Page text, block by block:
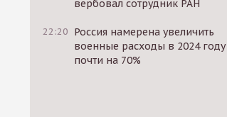
вербовал сотрудник РАН
22:20 Россия намерена увеличить
военные расходы в 2024 году
почти на 70%